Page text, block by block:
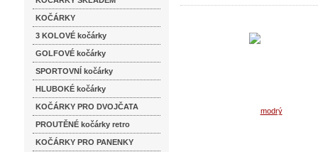
KOČÁRKY
3 KOLOVÉ kočárky
GOLFOVÉ kočárky
SPORTOVNÍ kočárky
HLUBOKÉ kočárky
KOČÁRKY PRO DVOJČATA
PROUTĚNÉ kočárky retro
KOČÁRKY PRO PANENKY